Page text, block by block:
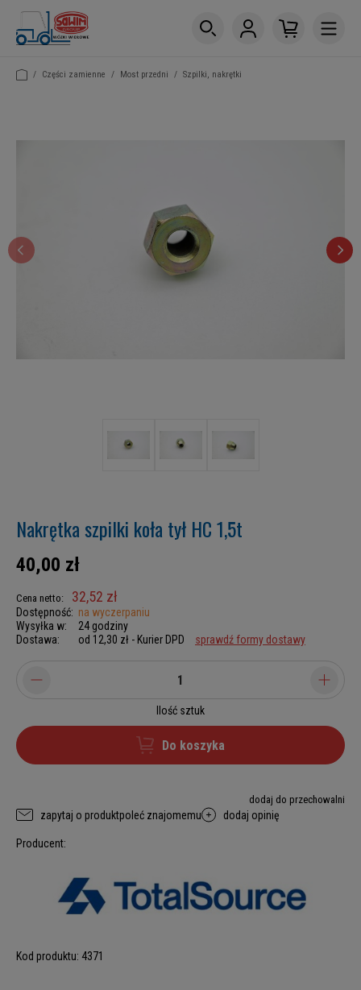
/ Części zamienne / Most przedni / Szpilki, nakrętki
Nakrętka szpilki koła tył HC 1,5t
40,00 zł
Cena netto: 32,52 zł
Dostępność: na wyczerpaniu
Wysyłka w:
24 godziny
Dostawa:
od 12,30 zł - Kurier DPD sprawdź formy dostawy
Ilość sztuk
Do koszyka
dodaj do przechowalni
zapytaj o produktpoleć znajomemu dodaj opinię
Producent:
Kod produktu: 4371